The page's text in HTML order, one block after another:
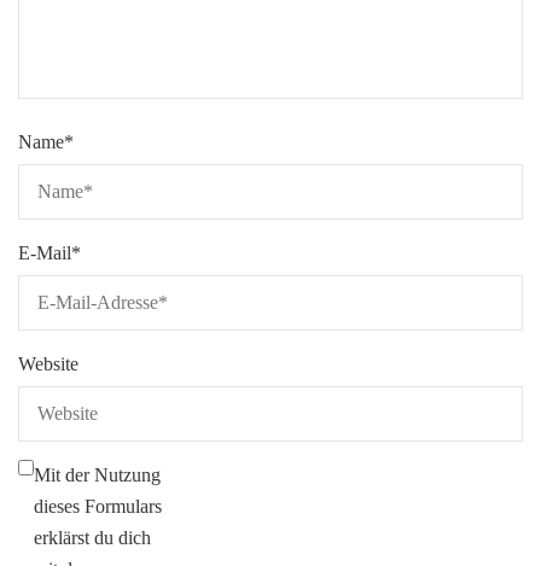
Name*
E-Mail*
Website
Mit der Nutzung
dieses Formulars
erklärst du dich